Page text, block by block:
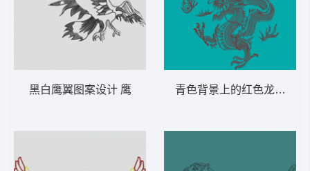
黑白鹰翼图案设计 鹰 青色背景上的红色龙纹图案